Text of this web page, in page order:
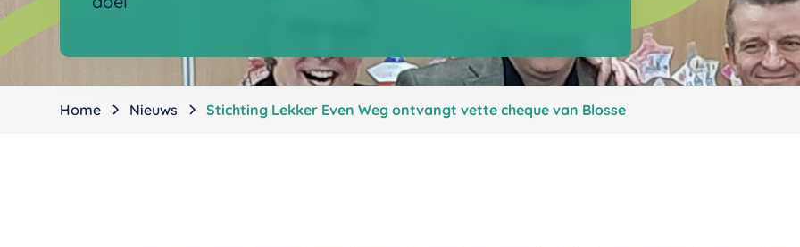
Home Nieuws Stichting Lekker Even Weg ontvangt vette cheque van Blosse